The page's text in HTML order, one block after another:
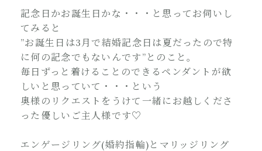
記念日かお誕生日かな・・・と思ってお伺いし
てみると
”お誕生日は3月で結婚記念日は夏だったので特
に何の記念でもないんです”とのこと。
毎日ずっと着けることのできるペンダントが欲
しいと思っていて・・・という
奥様のリクエストをうけて一緒にお越しくださ
った優しいご主人様です♡
エンゲージリング(婚約指輪)とマリッジリング